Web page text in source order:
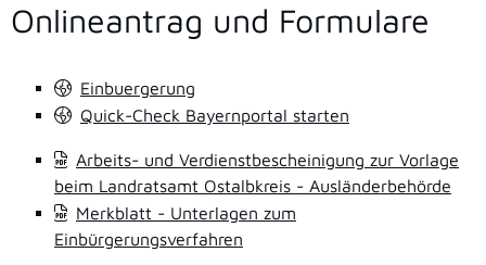
Onlineantrag und Formulare
Einbuergerung
Quick-Check Bayernportal starten
Arbeits- und Verdienstbescheinigung zur Vorlage
beim Landratsamt Ostalbkreis - Ausländerbehörde
Merkblatt - Unterlagen zum
Einbürgerungsverfahren